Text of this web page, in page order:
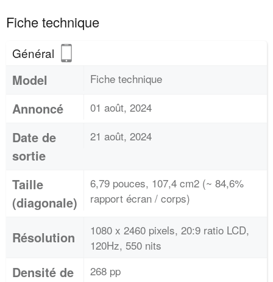
Fiche technique
Général
Model Fiche technique
Annoncé 01 août, 2024
Date de
sortie
21 août, 2024
Taille
(diagonale)
6,79 pouces, 107,4 cm2 (~ 84,6%
rapport écran / corps)
Résolution
1080 x 2460 pixels, 20:9 ratio LCD,
120Hz, 550 nits
Densité de
268 pp